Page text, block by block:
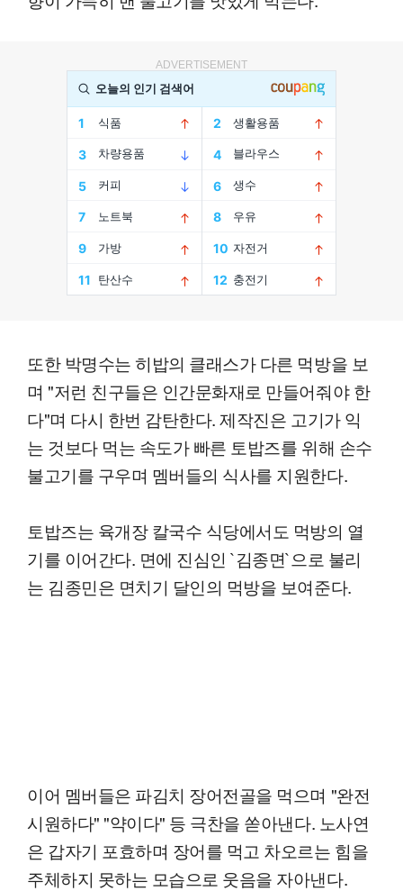
ADVERTISEMENT
또한 박명수는 히밥의 클래스가 다른 먹방을 보
며 "저런 친구들은 인간문화재로 만들어줘야 한
다"며 다시 한번 감탄한다. 제작진은 고기가 익
는 것보다 먹는 속도가 빠른 토밥즈를 위해 손수
불고기를 구우며 멤버들의 식사를 지원한다.
토밥즈는 육개장 칼국수 식당에서도 먹방의 열
기를 이어간다. 면에 진심인 `김종면`으로 불리
는 김종민은 면치기 달인의 먹방을 보여준다.
이어 멤버들은 파김치 장어전골을 먹으며 "완전
시원하다" "약이다" 등 극찬을 쏟아낸다. 노사연
은 갑자기 포효하며 장어를 먹고 차오르는 힘을
주체하지 못하는 모습으로 웃음을 자아낸다.